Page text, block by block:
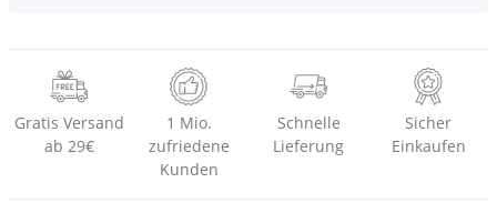
Gratis Versand
ab 29€
1 Mio.
zufriedene
Kunden
Schnelle
Lieferung
Sicher
Einkaufen